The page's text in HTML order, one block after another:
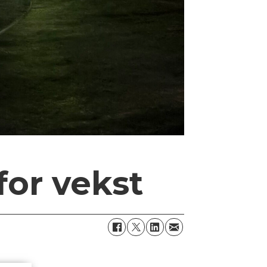
vekst